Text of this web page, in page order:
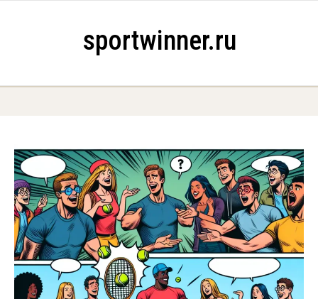
sportwinner.ru